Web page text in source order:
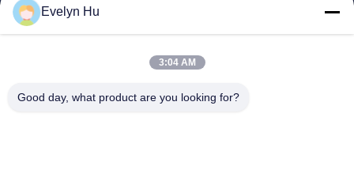
VR Show
Visite D'usine
Contrôle De La Qualité
Evelyn Hu
3:04 AM
Good day, what product are you looking for?